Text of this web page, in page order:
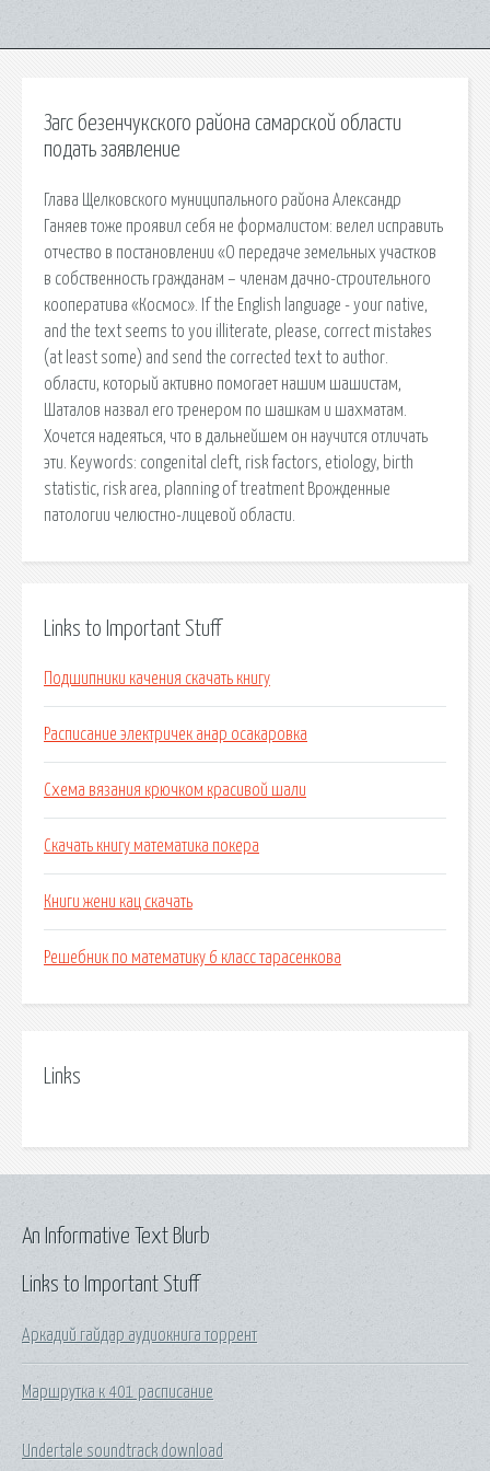
Загс безенчукского района самарской области
подать заявление
Глава Щелковского муниципального района Александр
Ганяев тоже проявил себя не формалистом: велел исправить
отчество в постановлении «О передаче земельных участков
в собственность гражданам – членам дачно-строительного
кооператива «Космос». If the English language - your native,
and the text seems to you illiterate, please, correct mistakes
(at least some) and send the corrected text to author.
области, который активно помогает нашим шашистам,
Шаталов назвал его тренером по шашкам и шахматам.
Хочется надеяться, что в дальнейшем он научится отличать
эти. Keywords: congenital cleft, risk factors, etiology, birth
statistic, risk area, planning of treatment Врожденные
патологии челюстно-лицевой области.
Links to Important Stuff
Подшипники качения скачать книгу
Расписание электричек анар осакаровка
Схема вязания крючком красивой шали
Скачать книгу математика покера
Книги жени кац скачать
Решебник по математику 6 класс тарасенкова
Links
Links to Important Stuff
Аркадий гайдар аудиокнига торрент
Маршрутка к 401 расписание
Undertale soundtrack download
An Informative Text Blurb